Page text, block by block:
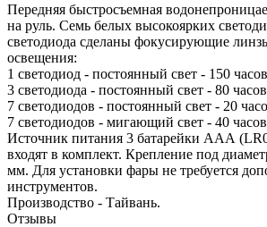
Передняя быстросъемная
на руль. Семь белых высокоярких
светодиода сделаны фокусирующие
освещения:
1 светодиод - постоянный свет - 150
3 светодиода - постоянный свет - 80
7 светодиодов - постоянный свет - 20
7 светодиодов - мигающий свет - 40
Источник питания 3 батарейки ААА
входят в комплект. Крепление под
мм. Для установки фары не требуется
инструментов.
Производство - Тайвань.
Отзывы